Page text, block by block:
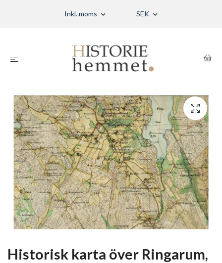
Inkl. moms SEK
Historisk karta över Ringarum,